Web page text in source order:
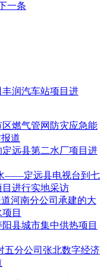
一条
润汽车站项目进
燃气管网防灾应急能
道
远县第二水厂项目进
——定远县电视台到七
进行实地采访
河南分公司承建的大
目
县城市集中供热项目
五分公司张北数字经济